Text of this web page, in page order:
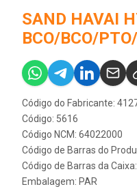
SAND HAVAI
BCO/BCO/
Código do Fabricante:
Código: 5616
Código NCM: 64022000
Código de Barras do
Código de Barras da
Embalagem: PAR